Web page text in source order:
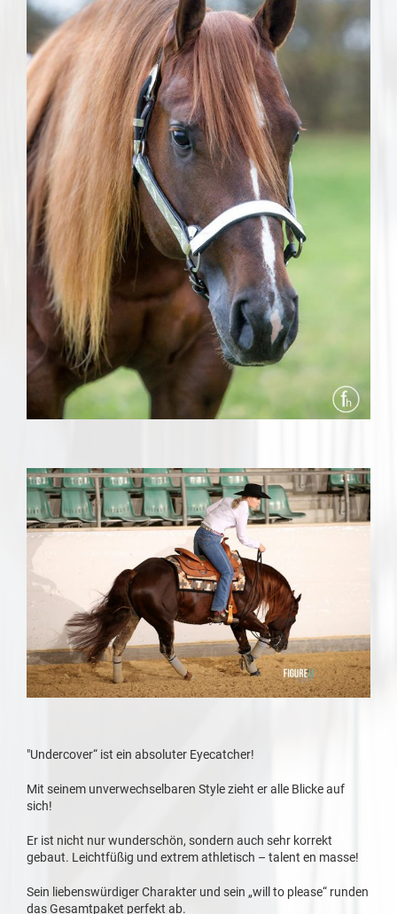
"Undercover“ ist ein absoluter Eyecatcher!
Mit seinem unverwechselbaren Style zieht er alle Blicke auf
sich!
Er ist nicht nur wunderschön, sondern auch sehr korrekt
gebaut. Leichtfüßig und extrem athletisch – talent en masse!
Sein liebenswürdiger Charakter und sein „will to please“ runden
das Gesamtpaket perfekt ab.